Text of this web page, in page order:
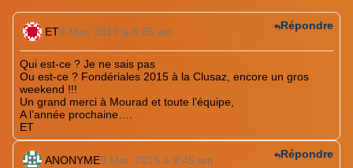
ET9 Mar. 2015 à 8:25 am
Qui est-ce ? Je ne sais pas
Ou est-ce ? Fondériales 2015 à la Clusaz, encore un gros
weekend !!!
Un grand merci à Mourad et toute l’équipe,
A l’année prochaine….
ET
Répondre
ANONYME9 Mar. 2015 à 9:45 am Répondre